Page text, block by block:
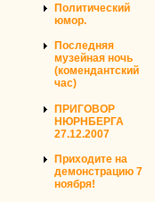
Политический
юмор.
Последняя
музейная ночь
(комендантский
час)
ПРИГОВОР
НЮРНБЕРГА
27.12.2007
Приходите на
демонстрацию 7
ноября!